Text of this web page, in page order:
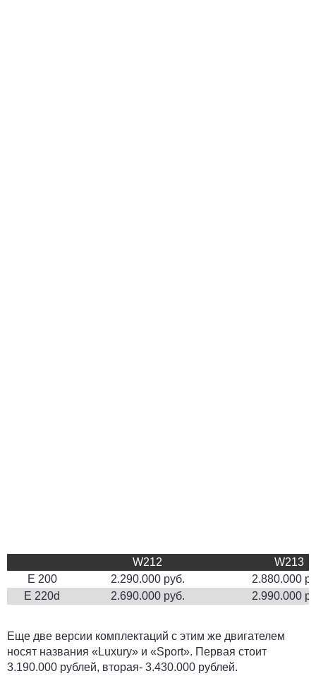
W212
W213
E 200
2.290.000 руб.
2.880.000
E 220d
2.690.000 руб. 2.990.000
Еще две версии комплектаций с этим же двигателем
носят названия «Luxury» и «Sport». Первая стоит
3.190.000 рублей, вторая- 3.430.000 рублей.